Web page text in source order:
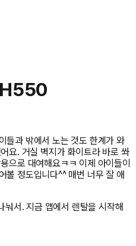
들과 밖에서 노는 것도 한계가 와
요. 거실 벽지가 화이트라 바로 쏴
으로 대여해요ㅋㅋ 이제 아이들이
볼 정도입니다^^ 매번 너무 잘 애
눠서. 지금 앱에서 렌탈을 시작해